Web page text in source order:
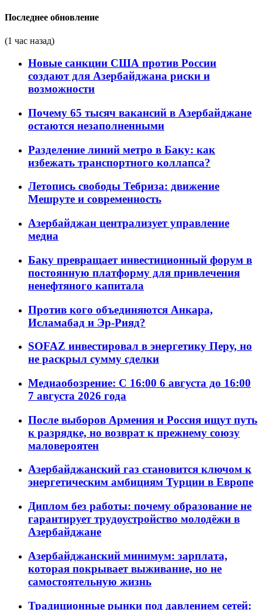
Последнее обновление
(1 час назад)
Новые санкции США против России
создают для Азербайджана риски и
возможности
Почему 65 тысяч вакансий в Азербайджане
остаются незаполненными
Разделение линий метро в Баку: как
избежать транспортного коллапса?
Летопись свободы Тебриза: движение
Мешруте и современность
Азербайджан централизует управление
медиа
Баку превращает инвестиционный форум в
постоянную платформу для привлечения
ненефтяного капитала
Против кого объединяются Анкара,
Исламабад и Эр-Рияд?
SOFAZ инвестировал в энергетику Перу, но
не раскрыл сумму сделки
Медиаобозрение: С 16:00 6 августа до 16:00
7 августа 2026 года
После выборов Армения и Россия ищут путь
к разрядке, но возврат к прежнему союзу
маловероятен
Азербайджанский газ становится ключом к
энергетическим амбициям Турции в Европе
Диплом без работы: почему образование не
гарантирует трудоустройство молодёжи в
Азербайджане
Азербайджанский минимум: зарплата,
которая покрывает выживание, но не
самостоятельную жизнь
Традиционные рынки под давлением сетей: